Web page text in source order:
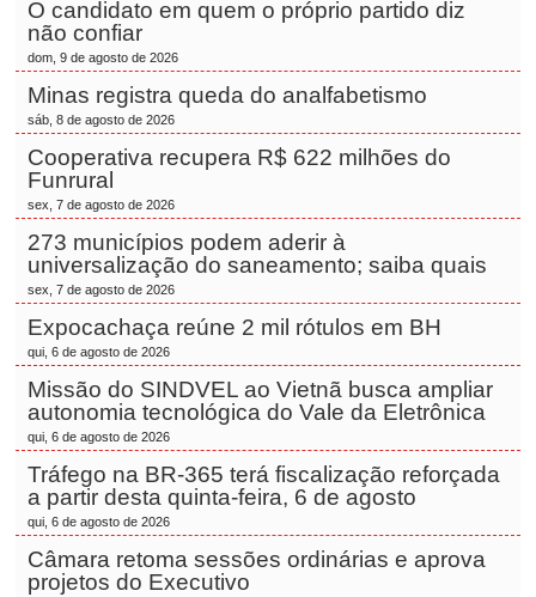
O candidato em quem o próprio partido diz
não confiar
dom, 9 de agosto de 2026
Minas registra queda do analfabetismo
sáb, 8 de agosto de 2026
Cooperativa recupera R$ 622 milhões do
Funrural
sex, 7 de agosto de 2026
273 municípios podem aderir à
universalização do saneamento; saiba quais
sex, 7 de agosto de 2026
Expocachaça reúne 2 mil rótulos em BH
qui, 6 de agosto de 2026
Missão do SINDVEL ao Vietnã busca ampliar
autonomia tecnológica do Vale da Eletrônica
qui, 6 de agosto de 2026
Tráfego na BR-365 terá fiscalização reforçada
a partir desta quinta-feira, 6 de agosto
qui, 6 de agosto de 2026
Câmara retoma sessões ordinárias e aprova
projetos do Executivo